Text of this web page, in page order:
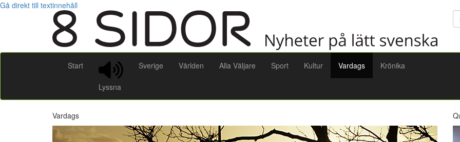
Gå direkt till textinnehåll
Start
Lyssna
Sverige Världen Alla Väljare Sport Kultur Vardags Krönika
Vardags